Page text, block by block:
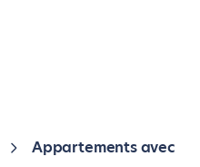
Appartements avec